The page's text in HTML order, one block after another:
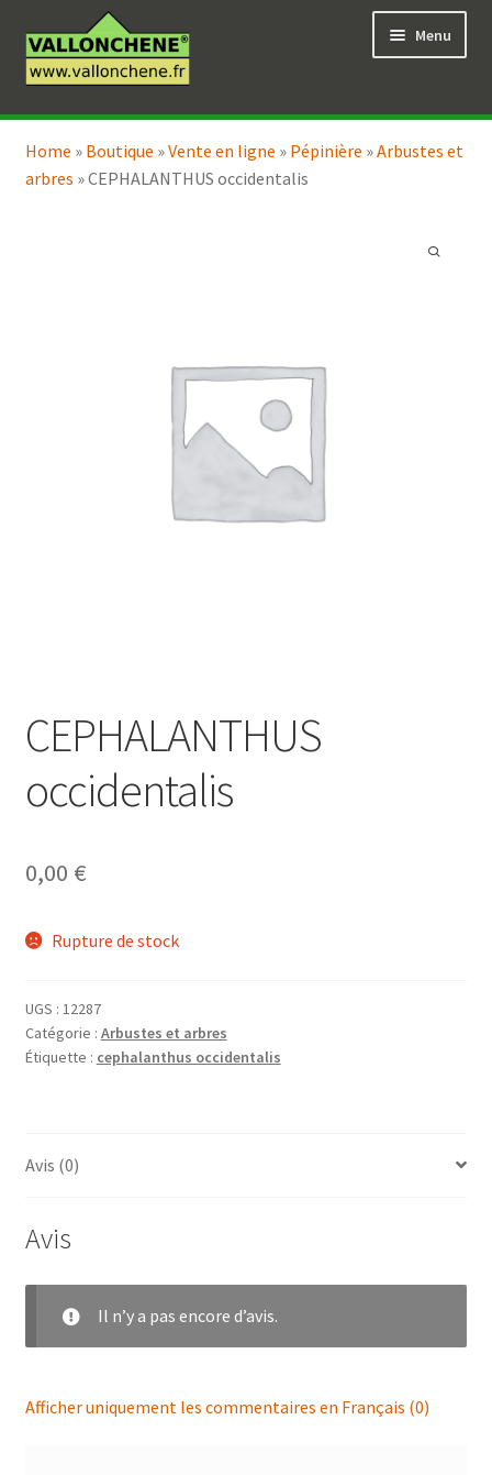
à
la
au
contenu
Menu
Vente en ligne
menu
Coaching pour le jardin
Ouvrir
Home » Boutique »Vente en ligne » Pépinière »Arbustes et
arbres »CEPHALANTHUS occidentalis
CEPHALANTHUS
occidentalis
0,00 €
Rupture de stock
UGS : 12287
Catégorie : Arbustes et arbres
Étiquette : cephalanthus occidentalis
Avis (0)
Avis
Il n’y a pas encore d’avis.
Afficher uniquement les commentaires en Français (0)